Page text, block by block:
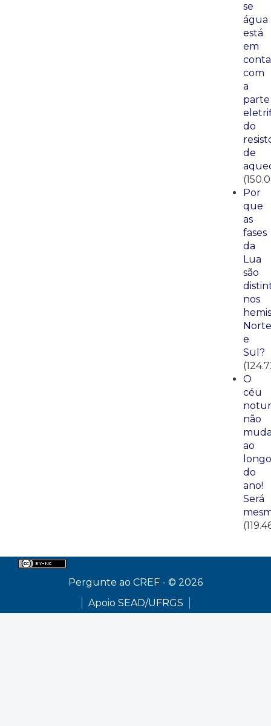
se
água
está
em
com
a
parte
do
de
Por
que
as
fases
da
Lua
são
nos
Norte
e
Sul?
O
céu
não
ao
longo
do
ano!
Será
Pergunte ao CREF - © 2026
Apoio SEAD/UFRGS